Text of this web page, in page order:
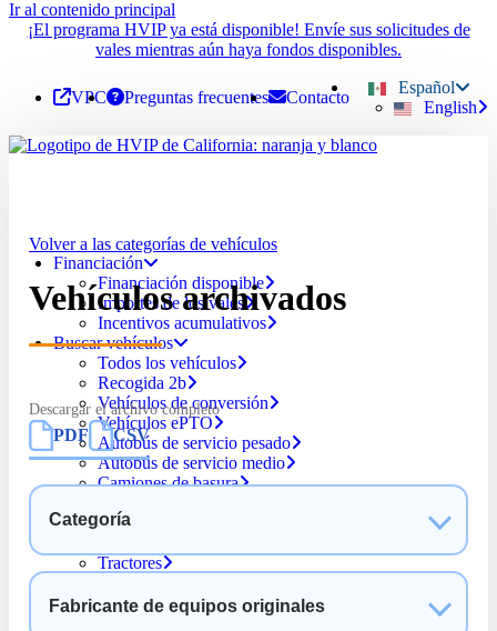
Ir al contenido principal
¡El programa HVIP ya está disponible! Envíe sus solicitudes de
vales mientras aún haya fondos disponibles.
VPC Preguntas frecuentes Contacto
Español
English
Financiación
Financiación disponible
Importes de los vales
Incentivos acumulativos
Buscar vehículos
Todos los vehículos
Recogida 2b
Vehículos de conversión
Vehículos ePTO
Autobús de servicio pesado
Autobús de servicio medio
Camiones de basura
Furgonetas con escalón y paneles
Tractores
¿Por qué elegir HVIP?
Volver a las categorías de vehículos
Vehículos archivados
Descargar el archivo completo
PDF CSV
Categoría
Fabricante de equipos originales